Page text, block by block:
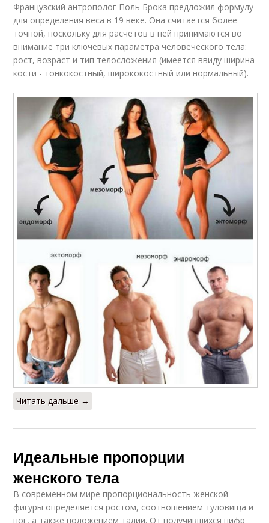
Французский антрополог Поль Брока предложил формулу
для определения веса в 19 веке. Она считается более
точной, поскольку для расчетов в ней принимаются во
внимание три ключевых параметра человеческого тела:
рост, возраст и тип телосложения (имеется ввиду ширина
кости - тонкокостный, ширококостный или нормальный).
Читать дальше →
Идеальные пропорции
женского тела
В современном мире пропорциональность женской
фигуры определяется ростом, соотношением туловища и
ног, а также положением талии. От получившихся цифр